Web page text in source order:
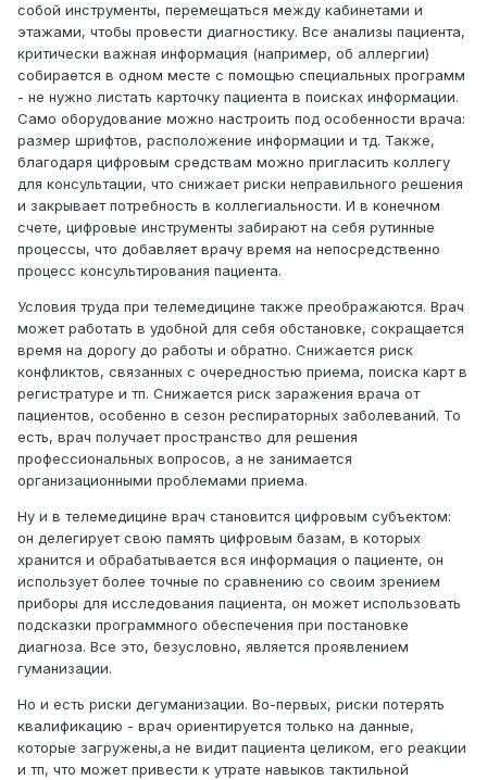
собой инструменты, перемещаться между кабинетами и
этажами, чтобы провести диагностику. Все анализы пациента,
критически важная информация (например, об аллергии)
собирается в одном месте с помощью специальных программ
- не нужно листать карточку пациента в поисках информации.
Само оборудование можно настроить под особенности врача:
размер шрифтов, расположение информации и тд. Также,
благодаря цифровым средствам можно пригласить коллегу
для консультации, что снижает риски неправильного решения
и закрывает потребность в коллегиальности. И в конечном
счете, цифровые инструменты забирают на себя рутинные
процессы, что добавляет врачу время на непосредственно
процесс консультирования пациента.
Условия труда при телемедицине также преображаются. Врач
может работать в удобной для себя обстановке, сокращается
время на дорогу до работы и обратно. Снижается риск
конфликтов, связанных с очередностью приема, поиска карт в
регистратуре и тп. Снижается риск заражения врача от
пациентов, особенно в сезон респираторных заболеваний. То
есть, врач получает пространство для решения
профессиональных вопросов, а не занимается
организационными проблемами приема.
Ну и в телемедицине врач становится цифровым субъектом:
он делегирует свою память цифровым базам, в которых
хранится и обрабатывается вся информация о пациенте, он
использует более точные по сравнению со своим зрением
приборы для исследования пациента, он может использовать
подсказки программного обеспечения при постановке
диагноза. Все это, безусловно, является проявлением
гуманизации.
Но и есть риски дегуманизации. Во-первых, риски потерять
квалификацию - врач ориентируется только на данные,
которые загружены,а не видит пациента целиком, его реакции
и тп, что может привести к утрате навыков тактильной